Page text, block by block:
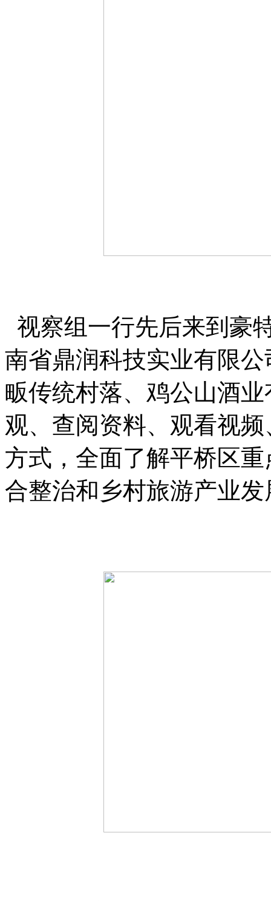
视察组一行先后来到豪
南省鼎润科技实业有限
畈传统村落、鸡公山酒
观、查阅资料、观看视
方式，全面了解平桥区
合整治和乡村旅游产业